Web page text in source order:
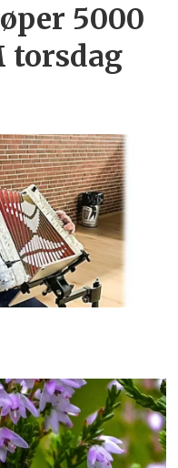
5000
torsdag